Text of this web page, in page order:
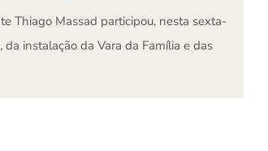
Thiago Massad participou, nesta sexta-
da instalação da Vara da Família e das